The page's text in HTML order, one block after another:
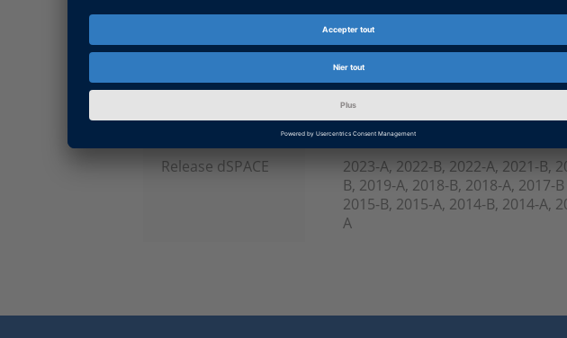
TargetLink
Foire Aux Questions (FAQ)
d’information
Travailler avec
Release dSPACE
2023-A, 2022-B, 2022-A, 2021-B,
B, 2019-A, 2018-B, 2018-A, 2017-
2015-B, 2015-A, 2014-B, 2014-A,
A